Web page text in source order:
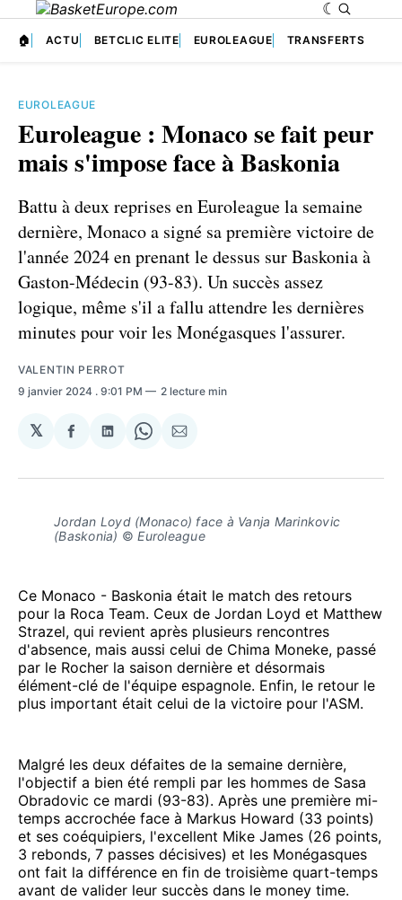
🏠 ACTU BETCLIC ELITE EUROLEAGUE TRANSFERTS
EUROLEAGUE
Euroleague : Monaco se fait peur
mais s'impose face à Baskonia
Battu à deux reprises en Euroleague la semaine
dernière, Monaco a signé sa première victoire de
l'année 2024 en prenant le dessus sur Baskonia à
Gaston-Médecin (93-83). Un succès assez
logique, même s'il a fallu attendre les dernières
minutes pour voir les Monégasques l'assurer.
VALENTIN PERROT
9 janvier 2024 . 9:01 PM 2 lecture min
𝕏
Partager
Facebook
Partager
LinkedIn
Share
WhatsApp
Partager
Courriel
Jordan Loyd (Monaco) face à Vanja Marinkovic
(Baskonia) © Euroleague
Ce Monaco - Baskonia était le match des retours
pour la Roca Team. Ceux de Jordan Loyd et Matthew
Strazel, qui revient après plusieurs rencontres
d'absence, mais aussi celui de Chima Moneke, passé
par le Rocher la saison dernière et désormais
élément-clé de l'équipe espagnole. Enfin, le retour le
plus important était celui de la victoire pour l'ASM.
Malgré les deux défaites de la semaine dernière,
l'objectif a bien été rempli par les hommes de Sasa
Obradovic ce mardi (93-83). Après une première mi-
temps accrochée face à Markus Howard (33 points)
et ses coéquipiers, l'excellent Mike James (26 points,
3 rebonds, 7 passes décisives) et les Monégasques
ont fait la différence en fin de troisième quart-temps
avant de valider leur succès dans le money time.